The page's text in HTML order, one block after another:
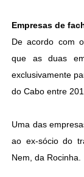
Empresas de
De acordo com
que as duas
exclusivamente
do Cabo entre
Uma das
ao ex-sócio do
Nem, da Rocinha.